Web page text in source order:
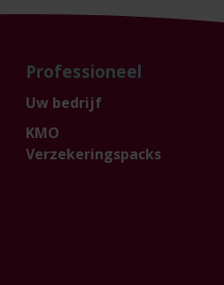
Professioneel
Uw bedrijf
KMO
Verzekeringspacks